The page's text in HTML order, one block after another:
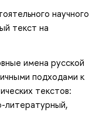
научного
текст на
имена русской
подходами к
текстов:
литературный,